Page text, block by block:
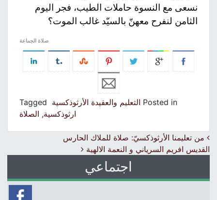
نسعى مع النسوة حاملات الطيب، فجر اليوم
الثامن لنفرح معهنّ بالسيّد غالب الموت؟
صلاة الجماعة
Posted in التعليم والعقيدة الأرثوذكسية Tagged
ارثوذكسية,الصلاة
Post navigation
من تعليمنا الأرثوذكسيّ: صلاة للملاك الحارس
القديس افريم السرياني و النعمة الالهية
اجتماعي